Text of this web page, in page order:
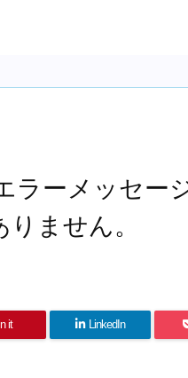
ラーメッセー
ません。
it LinkedIn